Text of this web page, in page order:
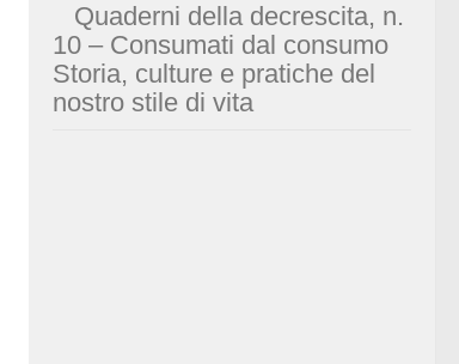
Quaderni della decrescita, n.
10 – Consumati dal consumo
Storia, culture e pratiche del
nostro stile di vita